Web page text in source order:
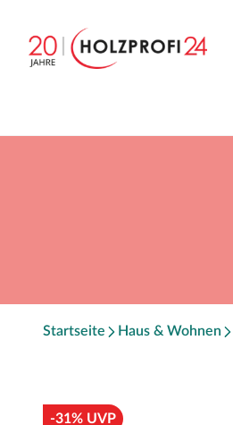
Startseite Haus & Wohnen
-31% UVP